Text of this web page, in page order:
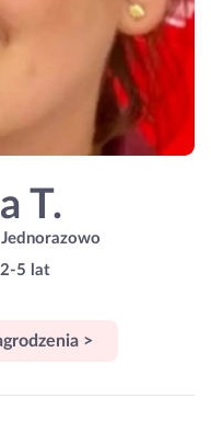
T.
2-5 lat
>